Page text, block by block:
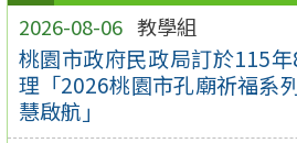
2026-08-06 教學組
桃園市政府民政局訂於115
理「2026桃園市孔廟祈福系
慧啟航」